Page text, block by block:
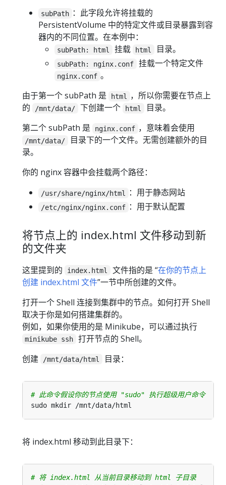
subPath ：此字段允许将挂载的
PersistentVolume 中的特定文件或目录暴露到容
器内的不同位置。在本例中：
subPath: html 挂载 html 目录。
subPath: nginx.conf 挂载一个特定文件
nginx.conf 。
由于第一个 subPath 是
html
，所以你需要在节点上
的
/mnt/data/ 下创建一个 html
目录。
第二个 subPath 是
nginx.conf ，意味着会使用
/mnt/data/
目录下的一个文件。无需创建额外的目
录。
你的 nginx 容器中会挂载两个路径：
/usr/share/nginx/html ：用于静态网站
/etc/nginx/nginx.conf ：用于默认配置
将节点上的 index.html 文件移动到新
的文件夹
这里提到的 index.html 文件指的是 “在你的节点上
创建 index.html 文件”一节中所创建的文件。
打开一个 Shell 连接到集群中的节点。如何打开 Shell
取决于你是如何搭建集群的。
例如，如果你使用的是 Minikube，可以通过执行
minikube ssh
打开节点的 Shell。
创建
/mnt/data/html 目录：
# 此命令假设你的节点使用 "sudo" 执行超级用户命令
将 index.html 移动到此目录下：
# 将 index.html 从当前目录移动到 html 子目录